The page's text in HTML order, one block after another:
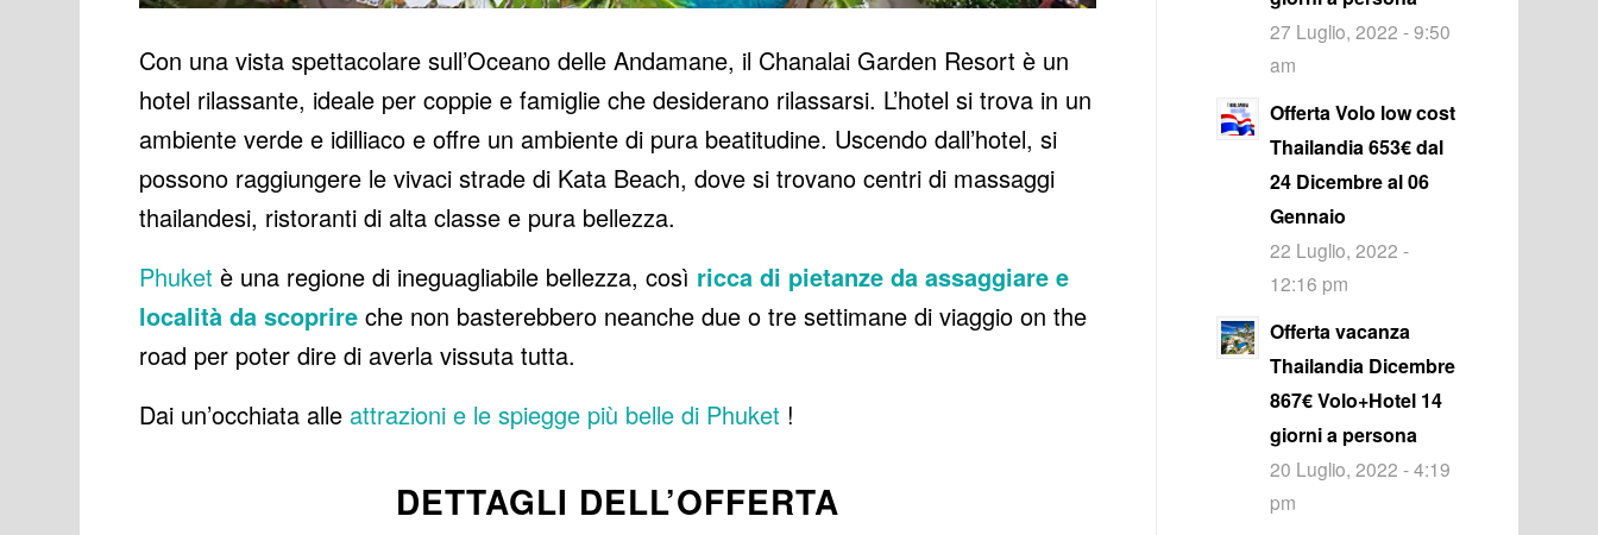
Con una vista spettacolare sull’Oceano delle Andamane, il Chanalai Garden Resort è un
hotel rilassante, ideale per coppie e famiglie che desiderano rilassarsi. L’hotel si trova in un
ambiente verde e idilliaco e offre un ambiente di pura beatitudine. Uscendo dall’hotel, si
possono raggiungere le vivaci strade di Kata Beach, dove si trovano centri di massaggi
thailandesi, ristoranti di alta classe e pura bellezza.
Phuket è una regione di ineguagliabile bellezza, così ricca di pietanze da assaggiare e
località da scoprire che non basterebbero neanche due o tre settimane di viaggio on the
road per poter dire di averla vissuta tutta.
Dai un’occhiata alle attrazioni e le spiegge più belle di Phuket !
DETTAGLI DELL’OFFERTA
27 Luglio, 2022 - 9:50
am
Offerta Volo low cost
Thailandia 653€ dal
24 Dicembre al 06
Gennaio
22 Luglio, 2022 -
12:16 pm
Offerta vacanza
Thailandia Dicembre
867€ Volo+Hotel 14
giorni a persona
20 Luglio, 2022 - 4:19
pm